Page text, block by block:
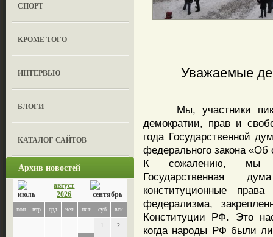
СПОРТ
КРОМЕ ТОГО
ИНТЕРВЬЮ
БЛОГИ
КАТАЛОГ САЙТОВ
Архив новостей
август
2026
пон втр срд чет пят суб вск
1 2
Уважаемые
Мы, участники
демократии, прав и
года Государственной
федерального закона
К сожалению, мы
Государственная
конституционные
федерализма,
Конституции РФ. Это
когда народы РФ были